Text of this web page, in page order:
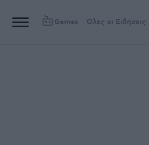
Games Όλες οι Ειδήσεις